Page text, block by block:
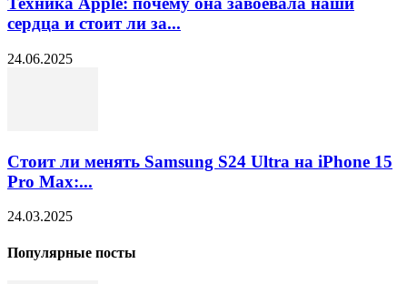
сердца и стоит ли за...
24.06.2025
Стоит ли менять Samsung S24 Ultra на iPhone 15
Pro Max:...
24.03.2025
Популярные посты